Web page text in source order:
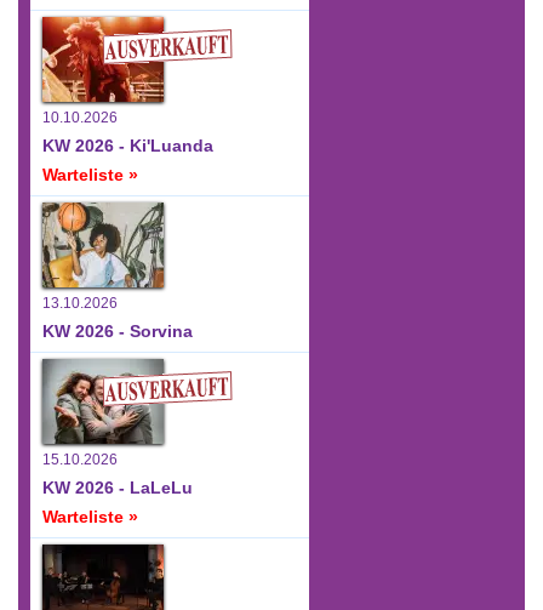
10.10.2026
KW 2026 - Ki'Luanda
Warteliste »
13.10.2026
KW 2026 - Sorvina
15.10.2026
KW 2026 - LaLeLu
Warteliste »